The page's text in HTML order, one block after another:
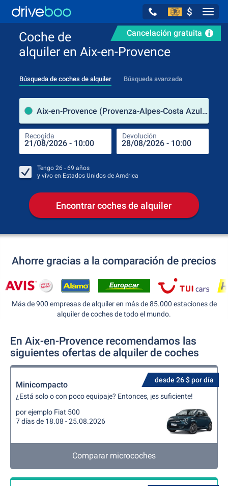
$
Cancelación gratuita
Coche de
alquiler en Aix-en-Provence
Búsqueda de coches de alquiler Búsqueda avanzada
Aix-en-Provence (Provenza-Alpes-Costa Azul / Francia)
Recogida Devolución
Tengo 26 - 69 años
y vivo en Estados Unidos de América
Encontrar coches de alquiler
Ahorre gracias a la comparación de precios
Más de 900 empresas de alquiler en más de 85.000 estaciones de
alquiler de coches de todo el mundo.
En Aix-en-Provence recomendamos las
siguientes ofertas de alquiler de coches
desde 26 $ por día
Minicompacto
¿Está solo o con poco equipaje? Entonces, ¡es suficiente!
por ejemplo Fiat 500
7 días de 18.08 - 25.08.2026
Comparar microcoches